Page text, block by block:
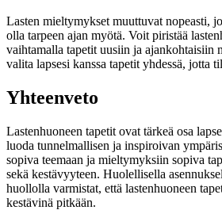
Lasten mieltymykset muuttuvat nopeasti,
olla tarpeen ajan myötä. Voit piristää
vaihtamalla tapetit uusiin ja ajankohtaisiin
valita lapsesi kanssa tapetit yhdessä, jotta
Yhteenveto
Lastenhuoneen tapetit ovat tärkeä osa
luoda tunnelmallisen ja inspiroivan
sopiva teemaan ja mieltymyksiin sopiva
sekä kestävyyteen. Huolellisella
huollolla varmistat, että lastenhuoneen
kestävinä pitkään.